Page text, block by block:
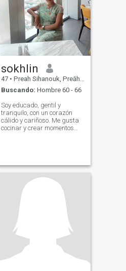
sokhlin
47 • Preah Sihanouk, Preăh Seihânŭ, Cambolla
Buscando: Hombre 60 - 66
Soy educado, gentil y
tranquilo, con un corazón
cálido y cariñoso. Me gusta
cocinar y crear momentos
estar sentado. Valoro la
trabajo duro, y creo que la
amabilidad y el respeto son
la base de toda buena
relación. Soy considerado,
confiable, y siempre feliz de
ayudar cuando alguien
necesita una mano.